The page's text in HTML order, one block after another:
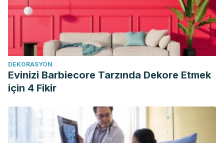
DEKORASYON
Evinizi Barbiecore Tarzında Dekore Etmek
için 4 Fikir